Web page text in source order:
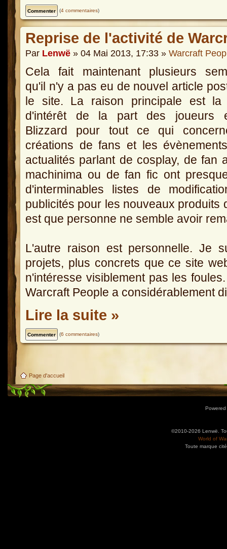
(4 commentaires)
Reprise de l'activité de
Par Lenwë » 04 Mai 2013, 17:33 » Warcraft
Cela fait maintenant plusieurs
qu'il n'y a pas eu de nouvel article
le site. La raison principale est la
d'intérêt de la part des joueurs
Blizzard pour tout ce qui
créations de fans et les
actualités parlant de cosplay, de fan
machinima ou de fan fic ont
d'interminables listes de
publicités pour les nouveaux produits
est que personne ne semble avoir
L'autre raison est personnelle. Je
projets, plus concrets que ce site
n'intéresse visiblement pas les
Warcraft People a considérablement
Lire la suite »
(6 commentaires)
Page d'accueil
©2010-2026 Lenwë.
World of
Toute marque